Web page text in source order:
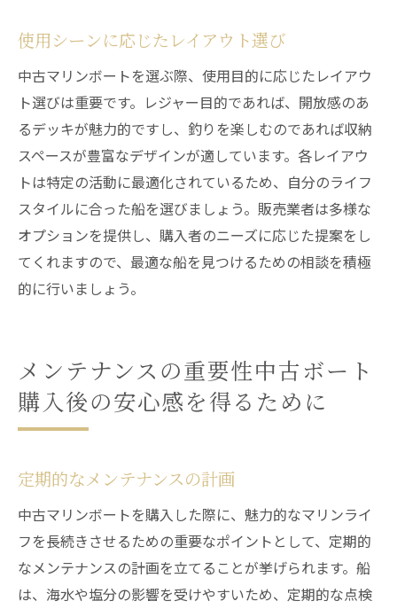
使用シーンに応じたレイアウト選び
中古マリンボートを選ぶ際、使用目的に応じたレイアウ
ト選びは重要です。レジャー目的であれば、開放感のあ
るデッキが魅力的ですし、釣りを楽しむのであれば収納
スペースが豊富なデザインが適しています。各レイアウ
トは特定の活動に最適化されているため、自分のライフ
スタイルに合った船を選びましょう。販売業者は多様な
オプションを提供し、購入者のニーズに応じた提案をし
てくれますので、最適な船を見つけるための相談を積極
的に行いましょう。
メンテナンスの重要性中古ボート
購入後の安心感を得るために
定期的なメンテナンスの計画
中古マリンボートを購入した際に、魅力的なマリンライ
フを長続きさせるための重要なポイントとして、定期的
なメンテナンスの計画を立てることが挙げられます。船
は、海水や塩分の影響を受けやすいため、定期的な点検